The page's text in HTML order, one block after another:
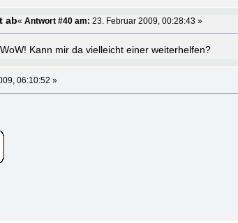
ab«Antwort #40 am: 23. Februar 2009, 00:28:43 »
Kann mir da vielleicht einer weiterhelfen?
06:10:52 »